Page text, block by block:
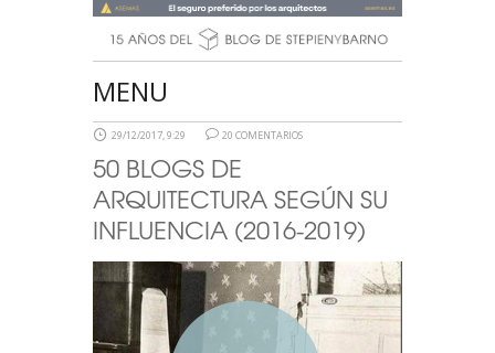
MENU
29/12/2017, 9:29 20 COMENTARIOS
50 BLOGS DE
ARQUITECTURA SEGÚN SU
INFLUENCIA (2016-2019)